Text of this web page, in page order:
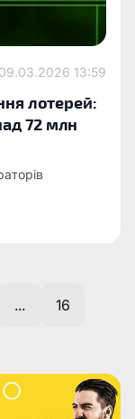
09.03.2026 13:59
лотерей:
72 млн
... 16